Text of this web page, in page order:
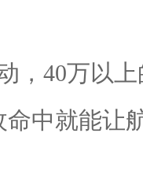
，40万以
中就能让